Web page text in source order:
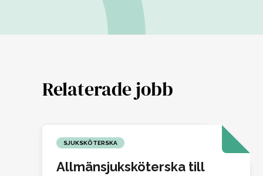
Relaterade jobb
SJUKSKÖTERSKA
Allmänsjuksköterska till